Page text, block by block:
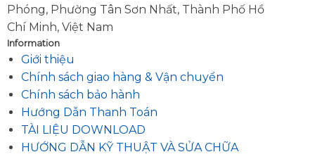
Phóng, Phường Tân Sơn Nhất, Thành Phố Hồ
Chí Minh, Việt Nam
Information
Giới thiệu
Chính sách giao hàng & Vận chuyển
Chính sách bảo hành
Hướng Dẫn Thanh Toán
TÀI LIỆU DOWNLOAD
HƯỚNG DẪN KỸ THUẬT VÀ SỬA CHỮA